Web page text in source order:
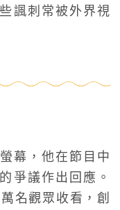
諷刺常被外界視
幕，他在節目中
爭議作出回應。
名觀眾收看，創